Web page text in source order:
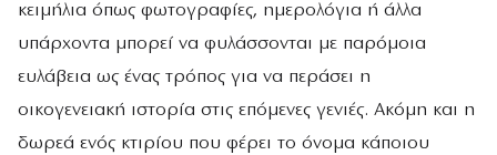
κειμήλια όπως φωτογραφίες, ημερολόγια ή άλλα
υπάρχοντα μπορεί να φυλάσσονται με παρόμοια
ευλάβεια ως ένας τρόπος για να περάσει η
οικογενειακή ιστορία στις επόμενες γενιές. Ακόμη και η
δωρεά ενός κτιρίου που φέρει το όνομα κάποιου